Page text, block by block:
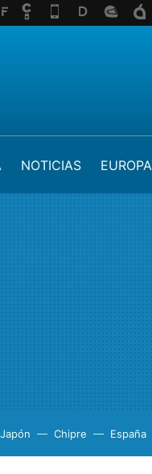
NOTICIAS EUROPA
Japón Chipre España